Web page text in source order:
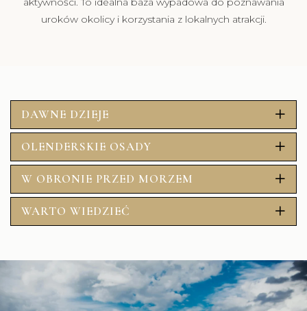
uroków okolicy i korzystania z lokalnych atrakcji.
DAWNE DZIEJE
OLENDERSKIE OSADY
W OBRONIE PRZED MORZEM
WARTO WIEDZIEĆ
Link to map on Google Maps